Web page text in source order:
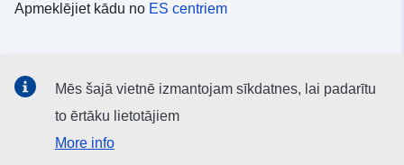
Apmeklējiet kādu no ES centriem
ES kontisociālajos medijos
Mēs šajā vietnē izmantojam sīkdatnes, lai padarītu
to ērtāku lietotājiem
More info